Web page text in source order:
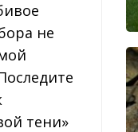
не
тени»